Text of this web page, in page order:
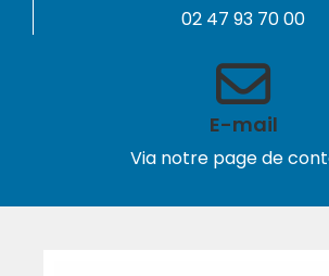
02 47 93 70 00
E-mail
Via notre page de